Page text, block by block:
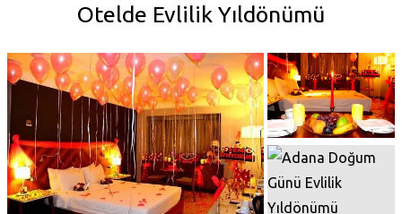
Otelde Evlilik Yıldönümü